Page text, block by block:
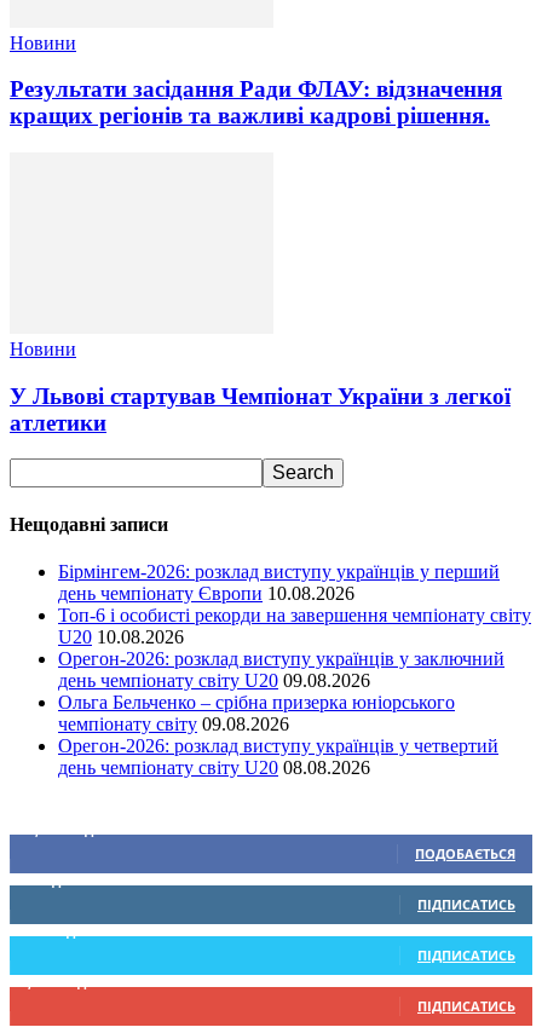
Новини
Результати засідання Ради ФЛАУ: відзначення
кращих регіонів та важливі кадрові рішення.
Новини
У Львові стартував Чемпіонат України з легкої
атлетики
Нещодавні записи
Бірмінгем-2026: розклад виступу українців у перший
день чемпіонату Європи 10.08.2026
Топ-6 і особисті рекорди на завершення чемпіонату світу
U20 10.08.2026
Орегон-2026: розклад виступу українців у заключний
день чемпіонату світу U20 09.08.2026
Ольга Бельченко – срібна призерка юніорського
чемпіонату світу 09.08.2026
Орегон-2026: розклад виступу українців у четвертий
день чемпіонату світу U20 08.08.2026
ПОДОБАЄТЬСЯ
0 Підписників
ПІДПИСАТИСЬ
234 Підписників
ПІДПИСАТИСЬ
9,370 Підписників
ПІДПИСАТИСЬ